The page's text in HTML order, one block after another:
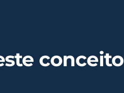
conceito